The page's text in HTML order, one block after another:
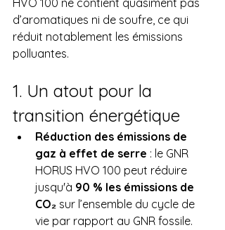
HVO 100 ne contient quasiment pas
d’aromatiques ni de soufre, ce qui
réduit notablement les émissions
polluantes.
1. Un atout pour la
transition énergétique
Réduction des émissions de
gaz à effet de serre : le GNR
HORUS HVO 100 peut réduire
jusqu'à 90 % les émissions de
CO₂ sur l’ensemble du cycle de
vie par rapport au GNR fossile.